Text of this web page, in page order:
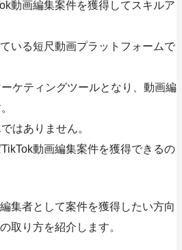
動画編集案件を獲得してスキルア
いる短尺動画プラットフォームで
ケティングツールとなり、動画編
はありません。
動画編集案件を獲得できるの
集者として案件を獲得したい方向
取り方を紹介します。